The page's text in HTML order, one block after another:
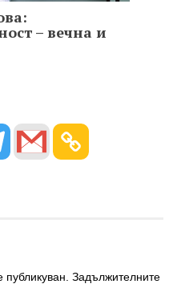
– вечна и
Задължителните